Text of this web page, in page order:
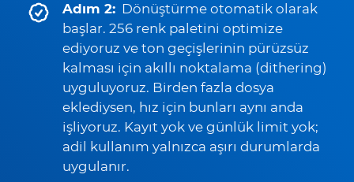
Adım 2: Dönüştürme otomatik olarak
başlar. 256 renk paletini optimize
ediyoruz ve ton geçişlerinin pürüzsüz
kalması için akıllı noktalama (dithering)
uyguluyoruz. Birden fazla dosya
eklediysen, hız için bunları aynı anda
işliyoruz. Kayıt yok ve günlük limit yok;
adil kullanım yalnızca aşırı durumlarda
uygulanır.